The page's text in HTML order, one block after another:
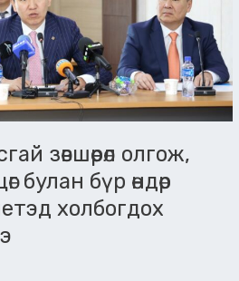
зөвшөөрөл олгож,
булан бүр өндөр
холбогдох